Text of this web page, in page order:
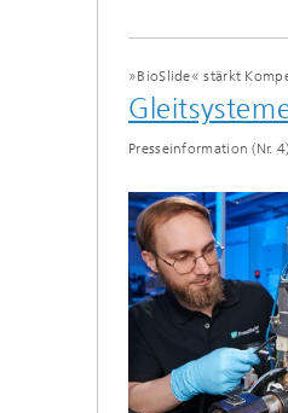
»BioSlide« stärkt
Presseinformation (Nr.